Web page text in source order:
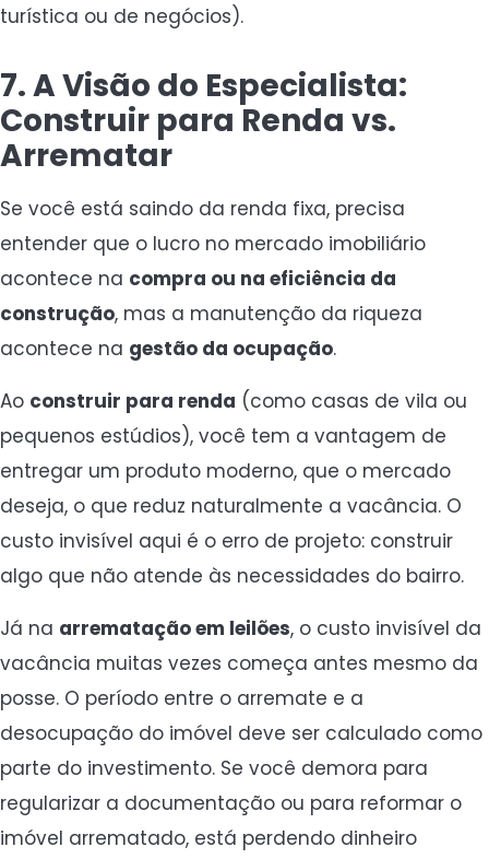
turística ou de negócios).
7. A Visão do Especialista:
Construir para Renda vs.
Arrematar
Se você está saindo da renda fixa, precisa
entender que o lucro no mercado imobiliário
acontece na compra ou na eficiência da
construção, mas a manutenção da riqueza
acontece na gestão da ocupação.
Ao construir para renda (como casas de vila ou
pequenos estúdios), você tem a vantagem de
entregar um produto moderno, que o mercado
deseja, o que reduz naturalmente a vacância. O
custo invisível aqui é o erro de projeto: construir
algo que não atende às necessidades do bairro.
Já na arrematação em leilões, o custo invisível da
vacância muitas vezes começa antes mesmo da
posse. O período entre o arremate e a
desocupação do imóvel deve ser calculado como
parte do investimento. Se você demora para
regularizar a documentação ou para reformar o
imóvel arrematado, está perdendo dinheiro